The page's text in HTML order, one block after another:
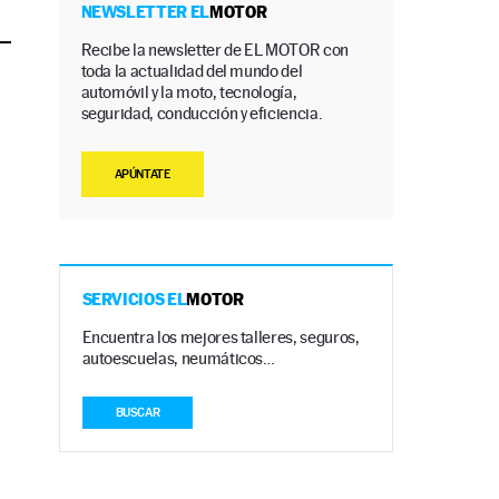
NEWSLETTER ELMOTOR
Recibe la newsletter de EL MOTOR con
toda la actualidad del mundo del
automóvil y la moto, tecnología,
seguridad, conducción y eficiencia.
APÚNTATE
SERVICIOS ELMOTOR
Encuentra los mejores talleres, seguros,
autoescuelas, neumáticos…
BUSCAR